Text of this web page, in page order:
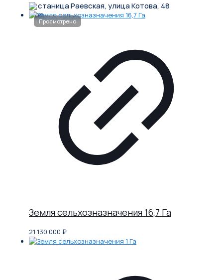
станица Раевская, улица Котова, 48
Земля сельхозназначения 16,7 Га
21 130 000 ₽